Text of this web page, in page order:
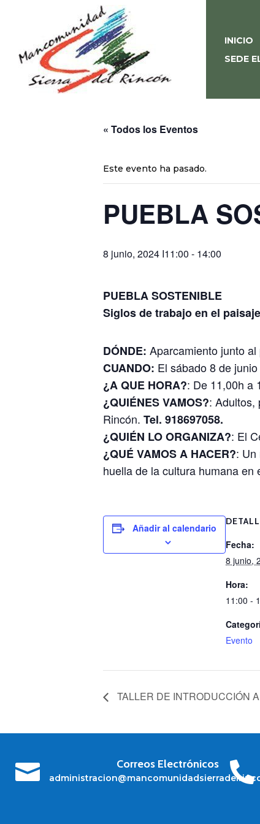
INICIO
SEDE
« Todos los Eventos
Este evento ha pasado.
PUEBLA
8 junio, 2024 I11:00 - 14:00
PUEBLA SOSTENIBLE
Siglos de trabajo en el paisaje
DÓNDE: Aparcamiento junto
CUANDO: El sábado 8 de
¿A QUE HORA?: De 11,00h a
¿QUIÉNES VAMOS?: Adultos,
Rincón. Tel. 918697058.
¿QUIÉN LO ORGANIZA?: El
¿QUÉ VAMOS A HACER?:
huella de la cultura humana
Añadir al calendario
Fecha:
8 junio,
Hora:
11:00 -
Evento
TALLER DE INTRODUCCIÓN
 Correos Electrónicos 